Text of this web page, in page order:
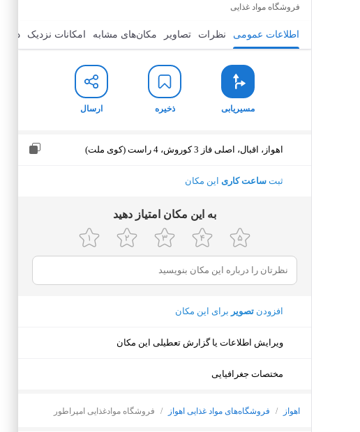
فروشگاه مواد غذایی
اطلاعات عمومی نظرات تصاویر مکان‌های مشابه امکانات نزدیک درباره
مسیریابی ذخیره ارسال
اهواز، اقبال، اصلی فاز 3 کوروش، 4 راست (کوی ملت)
ثبت ساعت کاری این مکان
ﺑﻪ اﯾﻦ ﻣﮑﺎن اﻣﺘﯿﺎز دﻫﯿﺪ
افزودن تصویر برای این مکان
ویرایش اطلاعات یا گزارش تعطیلی این مکان
مختصات جغرافیایی
اهواز / فروشگاه‌های مواد غذایی اهواز / فروشگاه موادغذایی امپراطور